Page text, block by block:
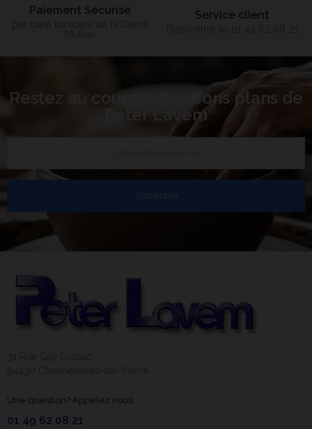
Paiement Sécurisé Service client
Restez au courant des bons plans de
Peter Lavem
S’abonner
Une question? Appelez nous
01 49 62 08 21